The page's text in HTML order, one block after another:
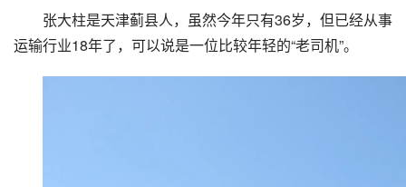
张大柱是天津蓟县人，虽然今年只有36岁，但已经从事
运输行业18年了，可以说是一位比较年轻的“老司机”。